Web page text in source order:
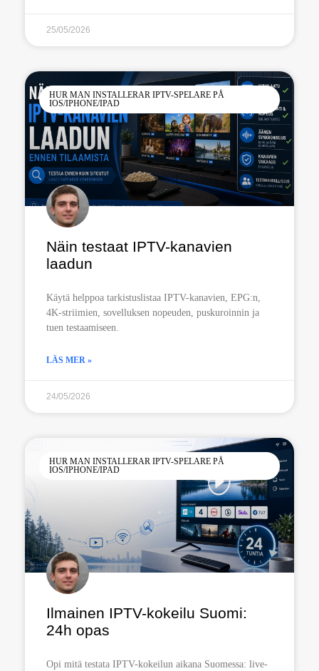
25/05/2026
HUR MAN INSTALLERAR IPTV-SPELARE PÅ
IOS/IPHONE/IPAD
Näin testaat IPTV-kanavien
laadun
Käytä helppoa tarkistuslistaa IPTV-kanavien, EPG:n,
4K-striimien, sovelluksen nopeuden, puskuroinnin ja
tuen testaamiseen.
LÄS MER »
24/05/2026
HUR MAN INSTALLERAR IPTV-SPELARE PÅ
IOS/IPHONE/IPAD
Ilmainen IPTV-kokeilu Suomi:
24h opas
Opi mitä testata IPTV-kokeilun aikana Suomessa: live-